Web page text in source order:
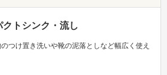
トシンク・流し
つけ置き洗いや靴の泥落としなど幅広く使え